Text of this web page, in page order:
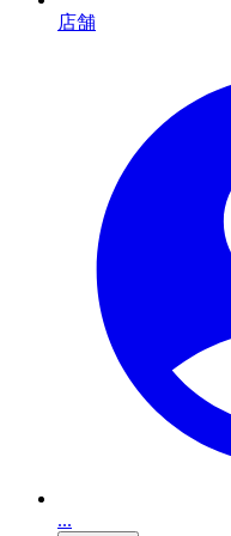
店舗
...